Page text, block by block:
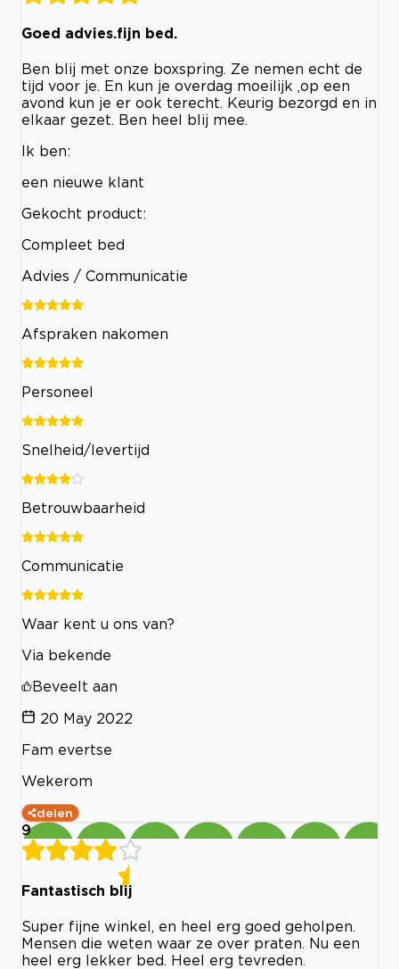
Goed advies.fijn bed.
Ben blij met onze boxspring. Ze nemen echt de
tijd voor je. En kun je overdag moeilijk ,op een
avond kun je er ook terecht. Keurig bezorgd en in
elkaar gezet. Ben heel blij mee.
Ik ben:
een nieuwe klant
Gekocht product:
Compleet bed
Advies / Communicatie
Afspraken nakomen
Personeel
Snelheid/levertijd
Betrouwbaarheid
Communicatie
Waar kent u ons van?
Via bekende
Beveelt aan
20 May 2022
Fam evertse
Wekerom
delen
9
Fantastisch blij
Super fijne winkel, en heel erg goed geholpen.
Mensen die weten waar ze over praten. Nu een
heel erg lekker bed. Heel erg tevreden.